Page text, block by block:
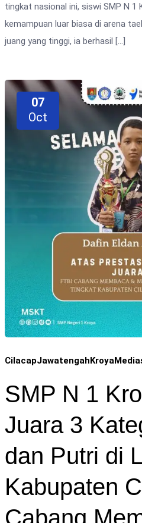
tingkat nasional ini, siswi SMP N 1
kemampuan luar biasa di arena
juang yang tinggi, ia berhasil […]
07
Oct
CilacapJawatengahKroya
SMP N 1
Juara 3
dan Putri di
Kabupaten
Cabang